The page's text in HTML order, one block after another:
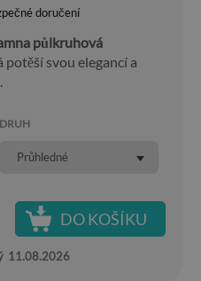
doručení
půlkruhová
potěší svou elegancí a
DRUH
Průhledné
DO KOŠÍKU
11.08.2026